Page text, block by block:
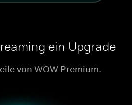
ein Upgrade
von WOW Premium.